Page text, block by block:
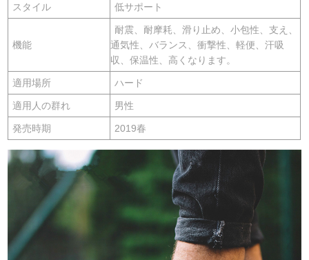
スタイル 低サポート
機能
耐震、耐摩耗、滑り止め、小包性、支え、
通気性、バランス、衝撃性、軽便、汗吸
収、保温性、高くなります。
適用場所 ハード
適用人の群れ 男性
発売時期 2019春